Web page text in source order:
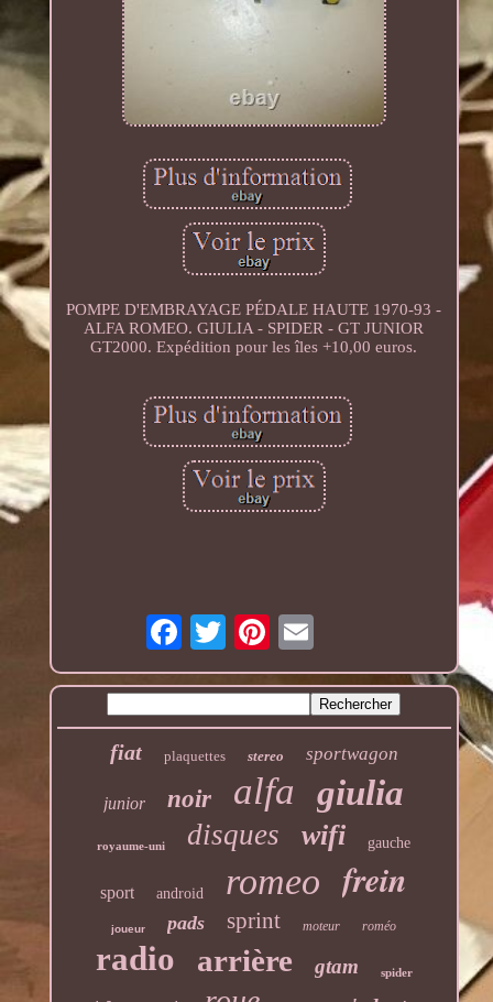
POMPE D'EMBRAYAGE PÉDALE HAUTE 1970-93 -
ALFA ROMEO. GIULIA - SPIDER - GT JUNIOR
GT2000. Expédition pour les îles +10,00 euros.
fiat plaquettes stereo sportwagon
junior noir alfa giulia
royaume-uni disques wifi gauche
sport android romeo frein
joueur pads sprint moteur roméo
radio arrière gtam spider